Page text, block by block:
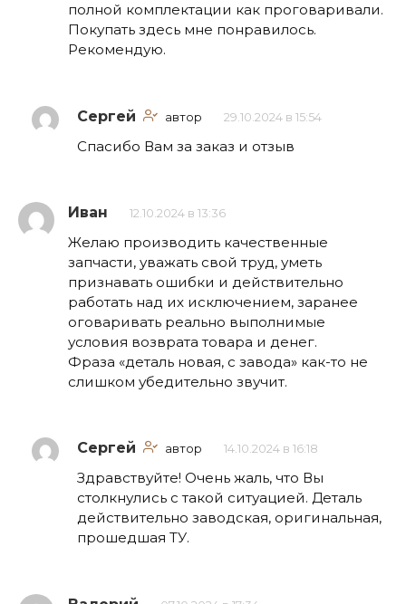
полной комплектации как проговаривали.
Покупать здесь мне понравилось.
Рекомендую.
Сергей автор 29.10.2024 в 15:54
Спасибо Вам за заказ и отзыв
Иван 12.10.2024 в 13:36
Желаю производить качественные
запчасти, уважать свой труд, уметь
признавать ошибки и действительно
работать над их исключением, заранее
оговаривать реально выполнимые
условия возврата товара и денег.
Фраза «деталь новая, с завода» как-то не
слишком убедительно звучит.
Сергей автор 14.10.2024 в 16:18
Здравствуйте! Очень жаль, что Вы
столкнулись с такой ситуацией. Деталь
действительно заводская, оригинальная,
прошедшая ТУ.